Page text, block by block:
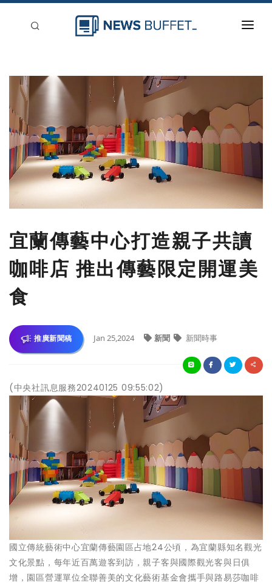
新聞稿分類
刊登
宜蘭傳藝中心打造親子共讀
咖啡店 推出傳藝限定開運美
食
推廣新聞稿 Jan 25,2024 新聞 新聞時事
(中央社訊息服務20240125 09:55:02)
國立傳統藝術中心宜蘭傳藝園區占地24公頃，為宜蘭縣知名觀光
文化景點，每年近百萬遊客到訪，親子客與國際觀光客與日俱
增，園區營運單位全聯善美的文化藝術基金會攜手與路易莎咖啡